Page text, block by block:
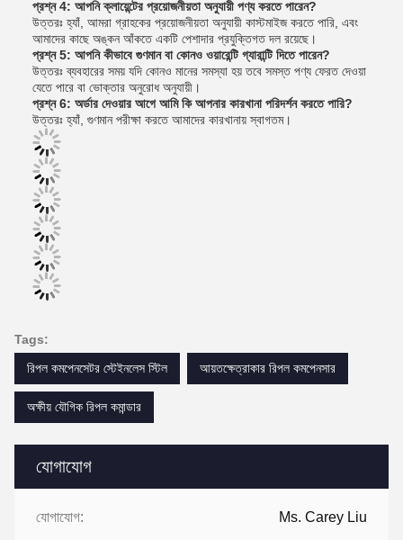
যোগাযোগ
যোগাযোগ: Ms. Carey Liu
প্রশ্ন 4: আপনি ক্লায়েন্টের প্রয়োজনীয়তা অনুযায়ী পণ্য করতে পারেন?
উত্তরঃ হ্যাঁ, আমরা গ্রাহকের প্রয়োজনীয়তা অনুযায়ী কাস্টমাইজ করতে পারি, এবং
আমাদের কাছে অঙ্কন আঁকতে একটি পেশাদার প্রযুক্তিগত দল রয়েছে।
প্রশ্ন 5: আপনি কীভাবে গুণমান বা কোনও ওয়ারেন্টি গ্যারান্টি দিতে পারেন?
উত্তরঃ ব্যবহারের সময় যদি কোনও মানের সমস্যা হয় তবে সমস্ত পণ্য ফেরত দেওয়া
যেতে পারে বা ভোক্তার অনুরোধ অনুযায়ী।
প্রশ্ন 6: অর্ডার দেওয়ার আগে আমি কি আপনার কারখানা পরিদর্শন করতে পারি?
উত্তরঃ হ্যাঁ, গুণমান পরীক্ষা করতে আমাদের কারখানায় স্বাগতম।
Tags:
রিপল কমপেনসেটর স্টেইনলেস স্টিল
আয়তক্ষেত্রাকার রিপল কমপেনসার
অক্ষীয় যৌগিক রিপল কমান্ডার